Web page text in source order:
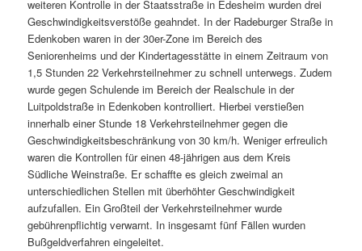
weiteren Kontrolle in der Staatsstraße in Edesheim wurden drei
Geschwindigkeitsverstöße geahndet. In der Radeburger Straße in
Edenkoben waren in der 30er-Zone im Bereich des
Seniorenheims und der Kindertagesstätte in einem Zeitraum von
1,5 Stunden 22 Verkehrsteilnehmer zu schnell unterwegs. Zudem
wurde gegen Schulende im Bereich der Realschule in der
Luitpoldstraße in Edenkoben kontrolliert. Hierbei verstießen
innerhalb einer Stunde 18 Verkehrsteilnehmer gegen die
Geschwindigkeitsbeschränkung von 30 km/h. Weniger erfreulich
waren die Kontrollen für einen 48-jährigen aus dem Kreis
Südliche Weinstraße. Er schaffte es gleich zweimal an
unterschiedlichen Stellen mit überhöhter Geschwindigkeit
aufzufallen. Ein Großteil der Verkehrsteilnehmer wurde
gebührenpflichtig verwarnt. In insgesamt fünf Fällen wurden
Bußgeldverfahren eingeleitet.